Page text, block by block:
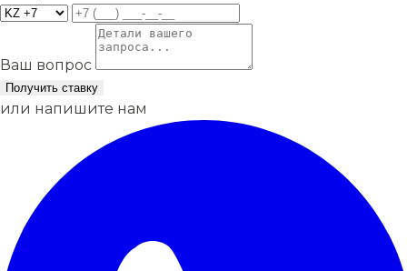
Ваш вопрос
Получить ставку
или напишите нам